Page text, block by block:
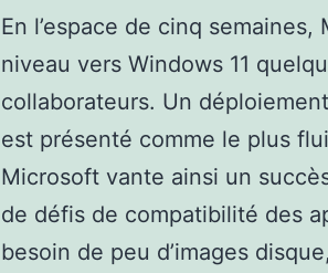
En l’espace de cinq semaines,
niveau vers Windows 11
collaborateurs. Un
est présenté comme le plus
Microsoft vante ainsi un
de défis de compatibilité des
besoin de peu d’images